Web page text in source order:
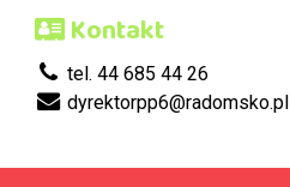
Kontakt
tel. 44 685 44 26
dyrektorpp6@radomsko.pl